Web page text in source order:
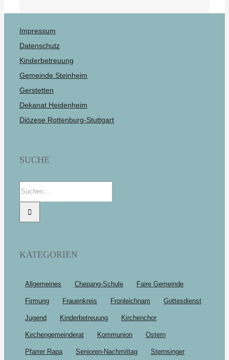
Impressum
Datenschutz
Kinderbetreuung
Gemeinde Steinheim
Gerstetten
Dekanat Heidenheim
Diözese Rottenburg-Stuttgart
SUCHE
Suche
nach:
KATEGORIEN
Allgemeines Chepang-Schule Faire Gemeinde
Firmung Frauenkreis Fronleichnam Gottesdienst
Jugend Kinderbetreuung Kirchenchor
Kirchengemeinderat Kommunion Ostern
Pfarrer Rapa Senioren-Nachmittag Sternsinger